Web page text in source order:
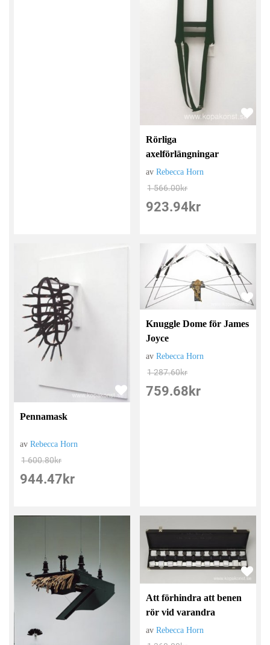
Rörliga
axelförlängningar
avRebecca Horn
1 566.00kr
923.94 kr
Pennamask
avRebecca Horn
1 600.80kr
944.47 kr
Knuggle Dome för James
Joyce
avRebecca Horn
1 287.60kr
759.68 kr
Att förhindra att benen
rör vid varandra
avRebecca Horn